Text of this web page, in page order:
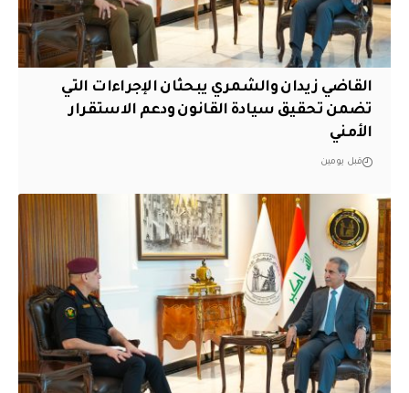
القاضي زيدان والشمري يبحثان الإجراءات التي
تضمن تحقيق سيادة القانون ودعم الاستقرار
الأمني
قبل يومين